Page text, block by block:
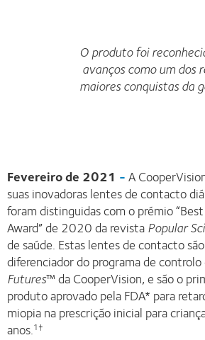
O produto foi
avanços como um dos
maiores conquistas da
Fevereiro de 2021 -A
suas inovadoras lentes de contacto
foram distinguidas com o prémio
Award” de 2020 da revistaPopular
de saúde. Estas lentes de contacto
diferenciador do programa de
Futures™ da CooperVision, e são o
produto aprovado pela FDA* para
miopia na prescrição inicial para
anos.1†